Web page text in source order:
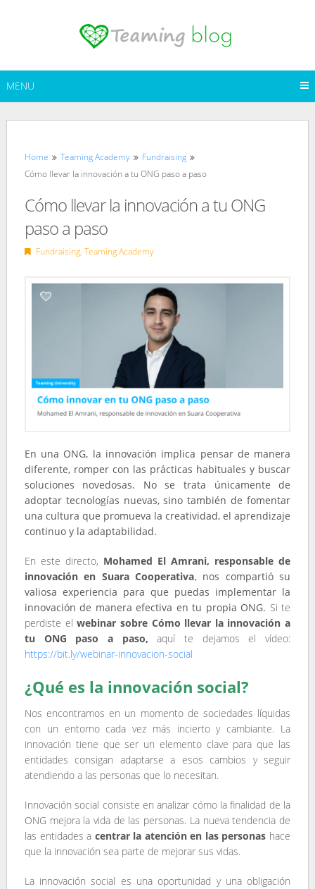
MENU
Home Teaming Academy
Fundraising
Cómo llevar la innovación a tu ONG paso a paso
Cómo llevar la innovación a tu ONG
paso a paso
Fundraising, Teaming Academy
En una ONG, la innovación implica pensar de manera
diferente, romper con las prácticas habituales y buscar
soluciones novedosas. No se trata únicamente de
adoptar tecnologías nuevas, sino también de fomentar
una cultura que promueva la creatividad, el aprendizaje
continuo y la adaptabilidad.
En este directo, Mohamed El Amrani, responsable de
innovación en Suara Cooperativa, nos compartió su
valiosa experiencia para que puedas implementar la
innovación de manera efectiva en tu propia ONG. Si te
perdiste elwebinar sobre Cómo llevar la innovación a
tu ONG paso a paso, aquí te dejamos el vídeo:
https://bit.ly/webinar-innovacion-social
¿Qué es la innovación social?
Nos encontramos en un momento de sociedades líquidas
con un entorno cada vez más incierto y cambiante. La
innovación tiene que ser un elemento clave para que las
entidades consigan adaptarse a esos cambios y seguir
atendiendo a las personas que lo necesitan.
Innovación social consiste en analizar cómo la finalidad de la
ONG mejora la vida de las personas. La nueva tendencia de
las entidades a centrar la atención en las personas hace
que la innovación sea parte de mejorar sus vidas.
La innovación social es una oportunidad y una obligación